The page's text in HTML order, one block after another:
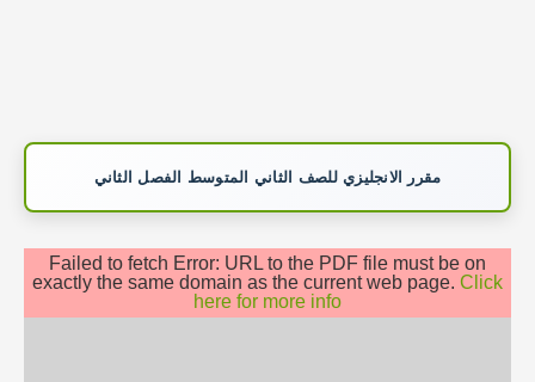
مقرر الانجليزي للصف الثاني المتوسط الفصل الثاني
Failed to fetch Error: URL to the PDF file must be on
exactly the same domain as the current web page. Click
here for more info